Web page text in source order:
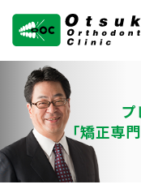
大塚矯正歯科クリ
ック
プ
「矯正専